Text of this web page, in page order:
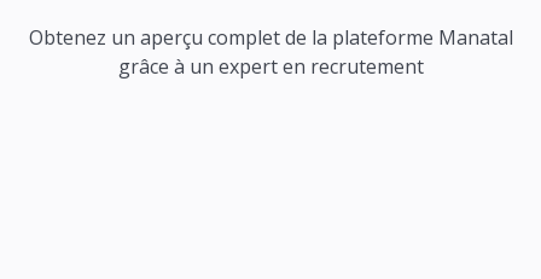
Obtenez un aperçu complet de la plateforme Manatal
grâce à un expert en recrutement